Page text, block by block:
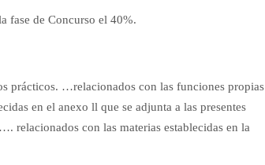
fase de Concurso el 40%.
prácticos. …relacionados con las funciones propias
en el anexo ll que se adjunta a las presentes
relacionados con las materias establecidas en la